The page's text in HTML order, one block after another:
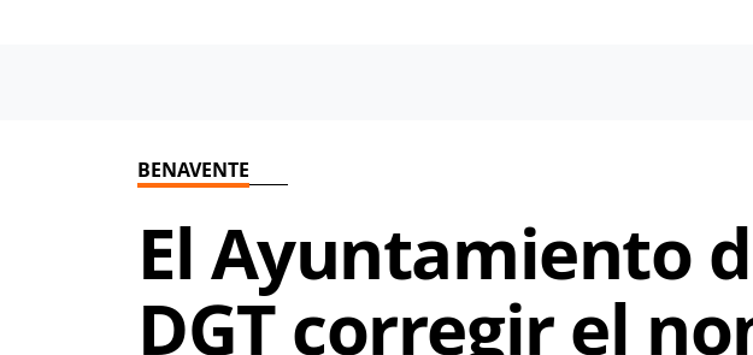
BENAVENTE
El Ayuntamiento
DGT corregir el